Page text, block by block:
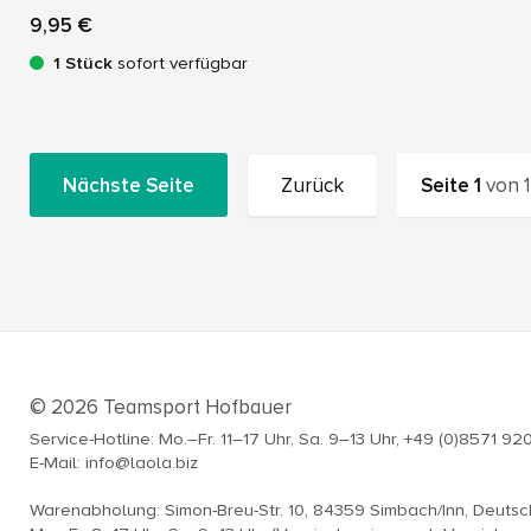
9,95 €
1 Stück sofort verfügbar
Nächste Seite Zurück Seite1 von1
© 2026 Teamsport Hofbauer
Service-Hotline: Mo.–Fr. 11–17 Uhr, Sa. 9–13 Uhr, +49 (0)8571
E-Mail: info@laola.biz
Warenabholung: Simon-Breu-Str. 10, 84359 Simbach/Inn,